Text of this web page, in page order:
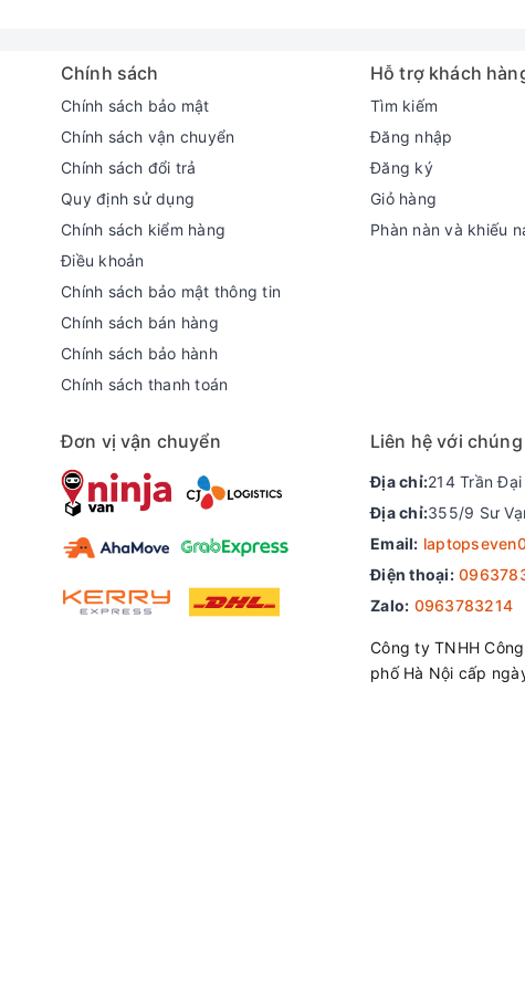
Chính sách
Chính sách bảo mật
Chính sách vận chuyển
Chính sách đổi trả
Quy định sử dụng
Chính sách kiểm hàng
Điều khoản
Chính sách bảo mật thông tin
Chính sách bán hàng
Chính sách bảo hành
Chính sách thanh toán
Hỗ trợ khách
Tìm kiếm
Đăng nhập
Đăng ký
Giỏ hàng
Phàn nàn và khiếu
Đơn vị vận chuyển Liên hệ với
Địa chỉ:214 Trần
Địa chỉ:355/9 Sư
Email:
Điện thoại:
Zalo: 0963783214
Công ty TNHH
phố Hà Nội cấp